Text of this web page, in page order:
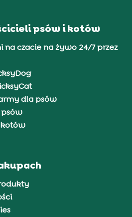
psów i kotów
na czacie na żywo 24/7 przez
dla psów
psów
kotów